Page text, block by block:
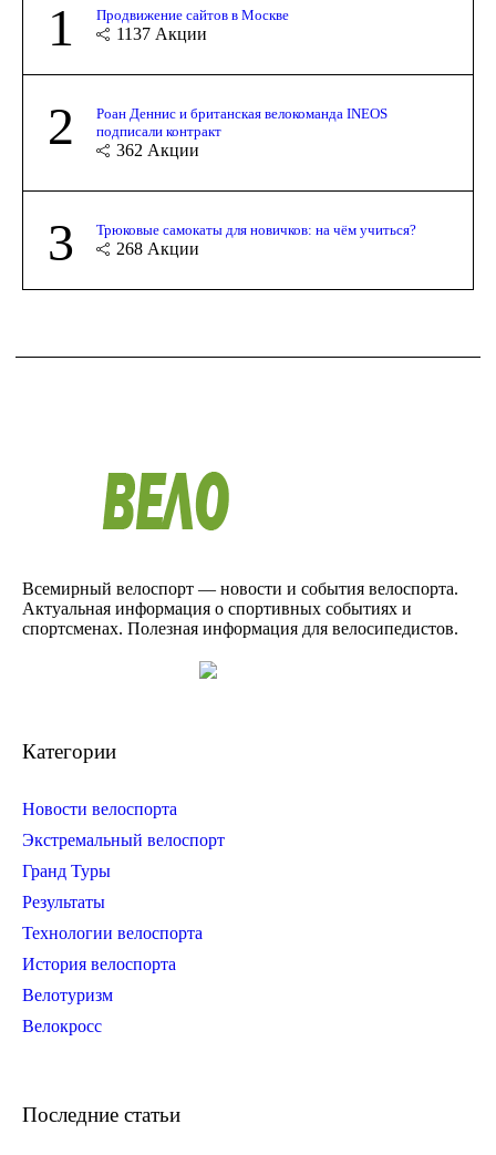
1 Продвижение сайтов в Москве
1137 Акции
2
Роан Деннис и британская велокоманда INEOS
подписали контракт
362 Акции
3 Трюковые самокаты для новичков: на чём учиться?
268 Акции
Всемирный велоспорт — новости и события велоспорта.
Актуальная информация о спортивных событиях и
спортсменах. Полезная информация для велосипедистов.
Категории
Новости велоспорта
Экстремальный велоспорт
Гранд Туры
Результаты
Технологии велоспорта
История велоспорта
Велотуризм
Велокросс
Последние статьи